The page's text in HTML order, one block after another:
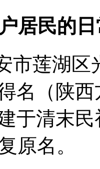
居民的
市莲湖区
名（陕
于清末
原名。